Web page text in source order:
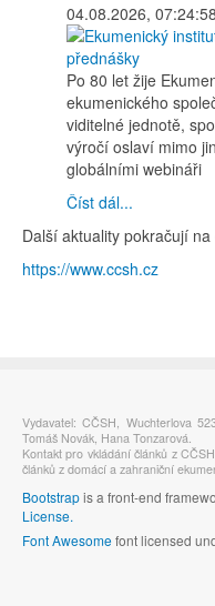
04.08.2026, 07:24:58
Po 80 let žije
ekumenického
viditelné jednotě,
výročí oslaví mimo
globálními webináři
Číst dál...
Další aktuality pokračují na
https://www.ccsh.cz
Vydavatel: CČSH, Wuchterlova
Tomáš Novák, Hana Tonzarová.
Kontakt pro vkládání článků z
článků z domácí a zahraniční
Bootstrapis a front-end
License.
Font Awesomefont licensed